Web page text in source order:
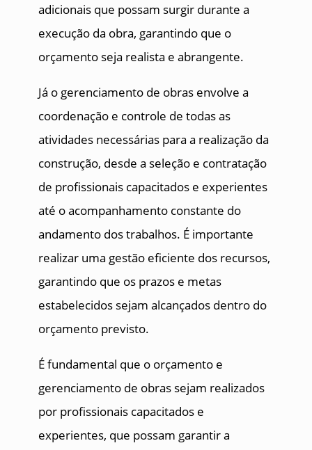
adicionais que possam surgir durante a
execução da obra, garantindo que o
orçamento seja realista e abrangente.
Já o gerenciamento de obras envolve a
coordenação e controle de todas as
atividades necessárias para a realização da
construção, desde a seleção e contratação
de profissionais capacitados e experientes
até o acompanhamento constante do
andamento dos trabalhos. É importante
realizar uma gestão eficiente dos recursos,
garantindo que os prazos e metas
estabelecidos sejam alcançados dentro do
orçamento previsto.
É fundamental que o orçamento e
gerenciamento de obras sejam realizados
por profissionais capacitados e
experientes, que possam garantir a